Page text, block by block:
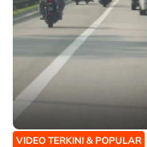
VIDEO TERKINI & POPULAR